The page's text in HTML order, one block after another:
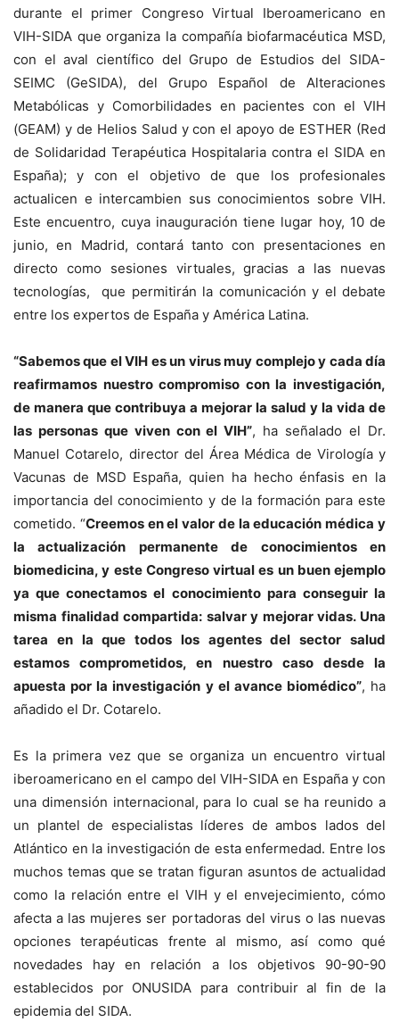
durante el primer Congreso Virtual Iberoamericano en
VIH-SIDA que organiza la compañía biofarmacéutica MSD,
con el aval científico del Grupo de Estudios del SIDA-
SEIMC (GeSIDA), del Grupo Español de Alteraciones
Metabólicas y Comorbilidades en pacientes con el VIH
(GEAM) y de Helios Salud y con el apoyo de ESTHER (Red
de Solidaridad Terapéutica Hospitalaria contra el SIDA en
España); y con el objetivo de que los profesionales
actualicen e intercambien sus conocimientos sobre VIH.
Este encuentro, cuya inauguración tiene lugar hoy, 10 de
junio, en Madrid, contará tanto con presentaciones en
directo como sesiones virtuales, gracias a las nuevas
tecnologías, que permitirán la comunicación y el debate
entre los expertos de España y América Latina.
“Sabemos que el VIH es un virus muy complejo y cada día
reafirmamos nuestro compromiso con la investigación,
de manera que contribuya a mejorar la salud y la vida de
las personas que viven con el VIH”, ha señalado el Dr.
Manuel Cotarelo, director del Área Médica de Virología y
Vacunas de MSD España, quien ha hecho énfasis en la
importancia del conocimiento y de la formación para este
cometido. “Creemos en el valor de la educación médica y
la actualización permanente de conocimientos en
biomedicina, y este Congreso virtual es un buen ejemplo
ya que conectamos el conocimiento para conseguir la
misma finalidad compartida: salvar y mejorar vidas. Una
tarea en la que todos los agentes del sector salud
estamos comprometidos, en nuestro caso desde la
apuesta por la investigación y el avance biomédico”, ha
añadido el Dr. Cotarelo.
Es la primera vez que se organiza un encuentro virtual
iberoamericano en el campo del VIH-SIDA en España y con
una dimensión internacional, para lo cual se ha reunido a
un plantel de especialistas líderes de ambos lados del
Atlántico en la investigación de esta enfermedad. Entre los
muchos temas que se tratan figuran asuntos de actualidad
como la relación entre el VIH y el envejecimiento, cómo
afecta a las mujeres ser portadoras del virus o las nuevas
opciones terapéuticas frente al mismo, así como qué
novedades hay en relación a los objetivos 90-90-90
establecidos por ONUSIDA para contribuir al fin de la
epidemia del SIDA.